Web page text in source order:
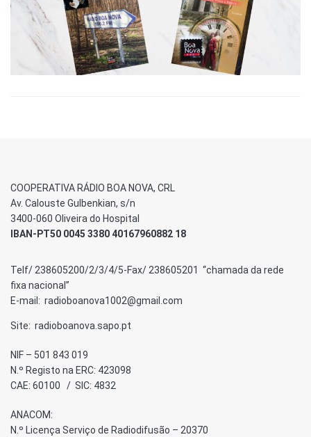
COOPERATIVA RÁDIO BOA NOVA, CRL
Av. Calouste Gulbenkian, s/n
3400-060 Oliveira do Hospital
IBAN-PT50 0045 3380 40167960882 18
Telf/ 238605200/2/3/4/5-Fax/ 238605201 “chamada da rede
fixa nacional”
E-mail: radioboanova1002@gmail.com
Site: radioboanova.sapo.pt
NIF – 501 843 019
N.º Registo na ERC: 423098
CAE: 60100 / SIC: 4832
ANACOM:
N.º Licença Serviço de Radiodifusão – 20370